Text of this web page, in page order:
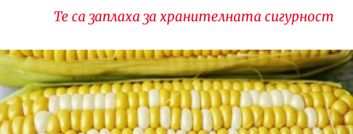
Те са заплаха за хранителната сигурност